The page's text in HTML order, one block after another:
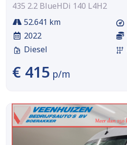
435 2.2 BlueHDi 140 L4H2
52.641 km
2022
Diesel
€ 415 p/m